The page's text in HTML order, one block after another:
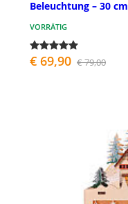
Beleuchtung – 30 cm
VORRÄTIG
€ 69,90 € 79,00